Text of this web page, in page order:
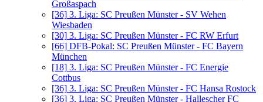
Großaspach
[36] 3. Liga: SC Preußen Münster - SV Wehen
Wiesbaden
[30] 3. Liga: SC Preußen Münster - FC RW Erfurt
[66] DFB-Pokal: SC Preußen Münster - FC Bayern
München
[18] 3. Liga: SC Preußen Münster - FC Energie
Cottbus
[36] 3. Liga: SC Preußen Münster - FC Hansa Rostock
[36] 3. Liga: SC Preußen Münster - Hallescher FC